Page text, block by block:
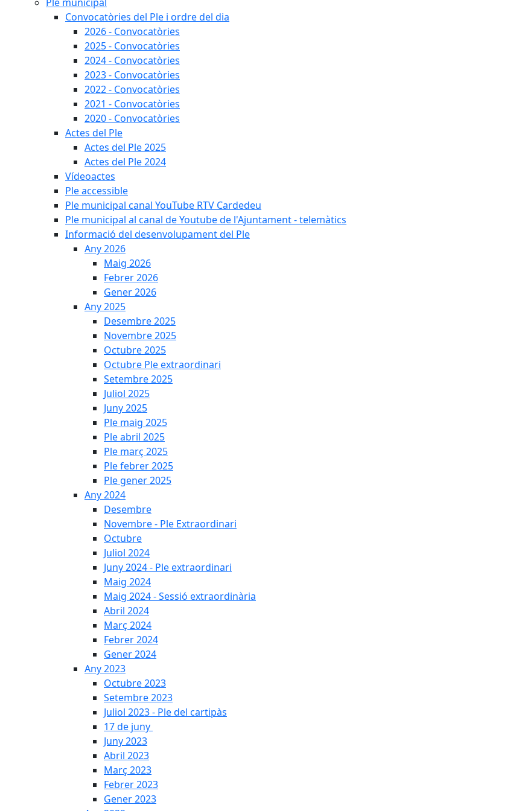
Convocatòries del Ple i ordre del dia
2026 - Convocatòries
2025 - Convocatòries
2024 - Convocatòries
2023 - Convocatòries
2022 - Convocatòries
2021 - Convocatòries
2020 - Convocatòries
Actes del Ple
Actes del Ple 2025
Actes del Ple 2024
Vídeoactes
Ple accessible
Ple municipal canal YouTube RTV Cardedeu
Ple municipal al canal de Youtube de l'Ajuntament - telemàtics
Informació del desenvolupament del Ple
Any 2026
Maig 2026
Febrer 2026
Gener 2026
Any 2025
Desembre 2025
Novembre 2025
Octubre 2025
Octubre Ple extraordinari
Setembre 2025
Juliol 2025
Juny 2025
Ple maig 2025
Ple abril 2025
Ple març 2025
Ple febrer 2025
Ple gener 2025
Any 2024
Desembre
Novembre - Ple Extraordinari
Octubre
Juliol 2024
Juny 2024 - Ple extraordinari
Maig 2024
Maig 2024 - Sessió extraordinària
Abril 2024
Març 2024
Febrer 2024
Gener 2024
Any 2023
Octubre 2023
Setembre 2023
Juliol 2023 - Ple del cartipàs
17 de juny
Juny 2023
Abril 2023
Març 2023
Febrer 2023
Gener 2023